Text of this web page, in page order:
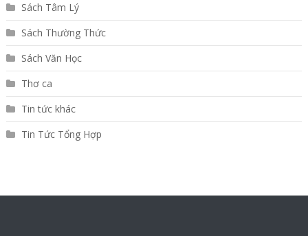
Sách Tâm Lý
Sách Thường Thức
Sách Văn Học
Thơ ca
Tin tức khác
Tin Tức Tổng Hợp